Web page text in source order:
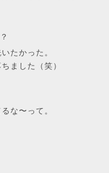
たかった。
ました（笑）
な〜って。